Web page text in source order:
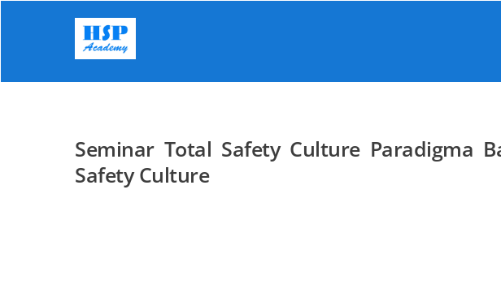
Seminar Total Safety Culture Paradigma
Safety Culture